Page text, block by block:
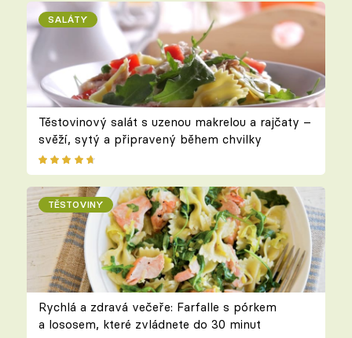
SALÁTY
Těstovinový salát s uzenou makrelou a rajčaty –
svěží, sytý a připravený během chvilky
TĚSTOVINY
Rychlá a zdravá večeře: Farfalle s pórkem
a lososem, které zvládnete do 30 minut